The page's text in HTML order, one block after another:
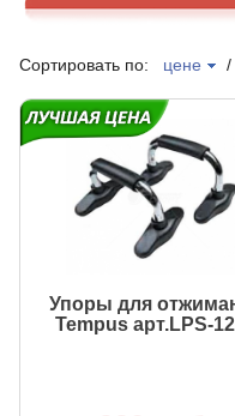
Сортировать по: цене
Упоры для
Tempus арт.LPS-